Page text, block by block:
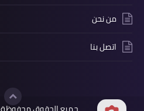
من نحن
اتصل بنا